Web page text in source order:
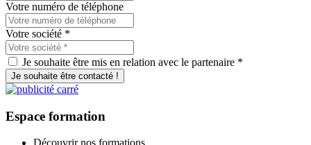
Votre numéro de téléphone
Votre société *
Je souhaite être mis en relation avec le partenaire *
Je souhaite être contacté !
Espace formation